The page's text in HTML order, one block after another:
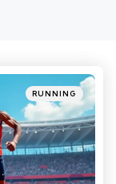
Categories
Posted
in
RUNNING